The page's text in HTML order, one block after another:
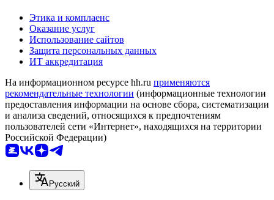
Этика и комплаенс
Оказание услуг
Использование сайтов
Защита персональных данных
ИТ аккредитация
На информационном ресурсе hh.ru применяются
рекомендательные технологии (информационные технологии
предоставления информации на основе сбора, систематизации
и анализа сведений, относящихся к предпочтениям
пользователей сети «Интернет», находящихся на территории
Российской Федерации)
Русский